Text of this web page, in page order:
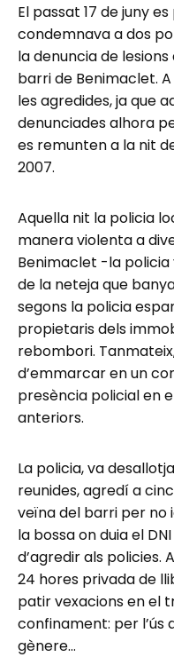
El passat 17 de juny
condemnava a dos
la denuncia de
barri de Benimaclet.
les agredides, ja que
denunciades alhora
es remunten a la nit
2007.
Aquella nit la policia
manera violenta a
Benimaclet -la policia
de la neteja que
segons la policia
propietaris dels
rebombori.
d’emmarcar en un
presència policial en
anteriors.
La policia, va
reunides, agredí a
veïna del barri per
la bossa on duia el
d’agredir als policies.
24 hores privada de
patir vexacions en el
confinament: per l’ús
gènere…